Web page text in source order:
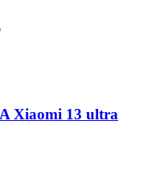
Xiaomi 13 ultra